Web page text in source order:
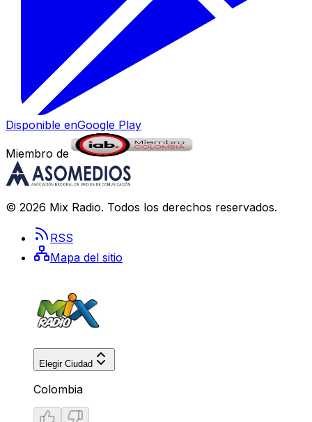
Disponible enGoogle Play
Miembro de
© 2026 Mix Radio. Todos los derechos reservados.
RSS
Mapa del sitio
Elegir Ciudad
Colombia